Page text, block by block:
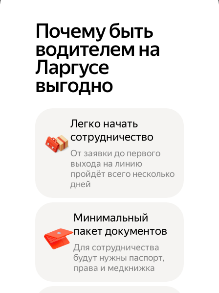
Почему быть
водителем на
Ларгусе
выгодно
Легко начать
сотрудничество
От заявки до первого
выхода на линию
пройдёт всего несколько
дней
Минимальный
пакет документов
Для сотрудничества
будут нужны паспорт,
права и медкнижка